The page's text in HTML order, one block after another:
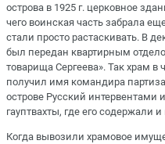
острова в 1925 г. церковное
чего воинская часть забрала
стали просто растаскивать. В
был передан квартирным
товарища Сергеева». Так храм в
получил имя командира
острове Русский интервентами
гауптвахты, где его содержали
Когда вывозили храмовое